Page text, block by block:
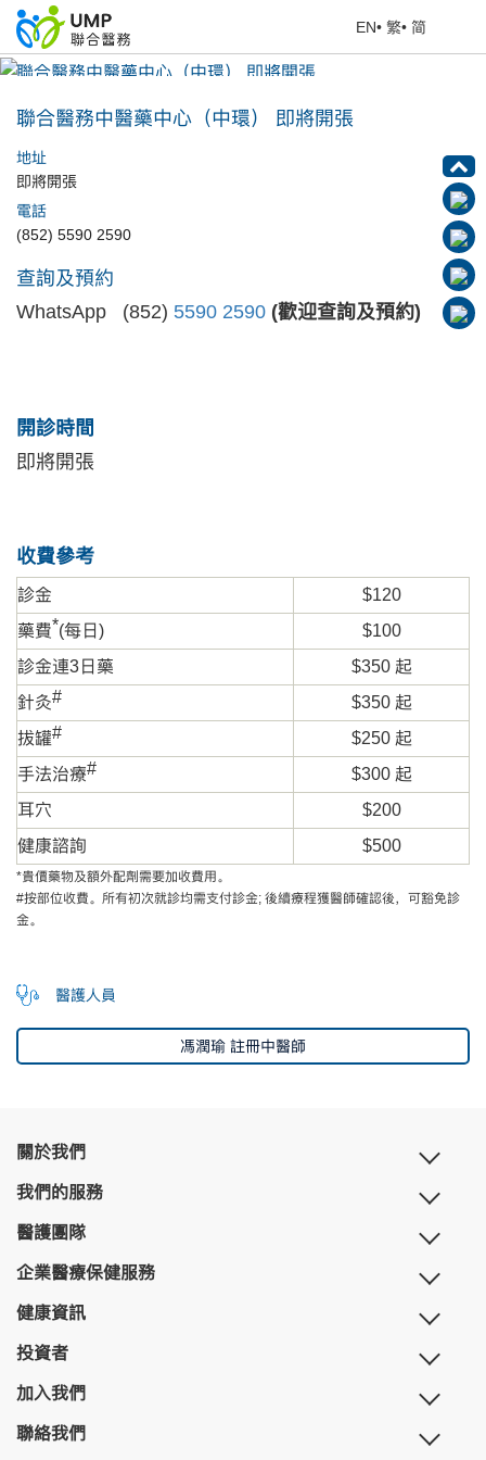
EN• 繁• 简
聯合醫務中醫藥中心（中環） 即將開張
聯合醫務中醫藥中心（中環） 即將開張
地址
即將開張
電話
(852) 5590 2590
查詢及預約
WhatsApp (852) 5590 2590 (歡迎查詢及預約)
開診時間
即將開張
收費參考
診金
$120
藥費*(每 日 )
$100
診金連3日藥
$350 起
針灸#
$350 起
拔罐#
$250 起
手法治療#
$300 起
耳穴
$200
健康諮詢
$500
*貴價藥物及額外配劑需要加收費用。
#按部位收費。所有初次就診均需支付診金; 後續療程獲醫師確認後，可豁免診
金。
醫護人員
馮潤瑜 註冊中醫師
關於我們
我們的服務
醫護團隊
企業醫療保健服務
健康資訊
投資者
加入我們
聯絡我們